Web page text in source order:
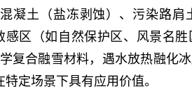
凝土（盐冻剥蚀）、污染路肩
区（如自然保护区、风景名
复合融雪材料，遇水放热融化
定场景下具有应用价值。